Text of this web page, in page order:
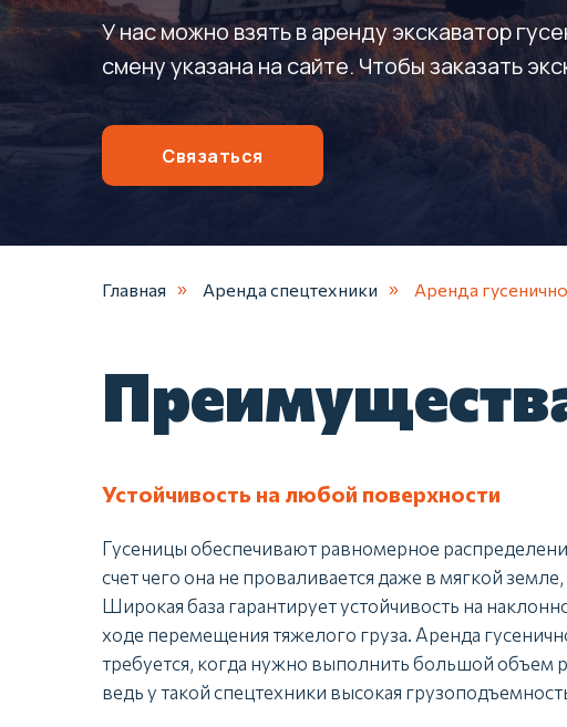
У нас можно взять в аренду экскаватор
смену указана на сайте. Чтобы заказать
Связаться
Главная » Аренда спецтехники » Аренда
Устойчивость на любой поверхности
Гусеницы обеспечивают равномерное
счет чего она не проваливается даже в мягкой земле,
Широкая база гарантирует устойчивость на
ходе перемещения тяжелого груза. Аренда
требуется, когда нужно выполнить большой объем
ведь у такой спецтехники высокая